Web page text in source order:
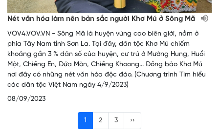
Nét văn hóa làm nên bản sắc người Khơ Mú ở Sông Mã
VOV4.VOV.VN - Sông Mã là huyện vùng cao biên giới, nằm ở
phía Tây Nam tỉnh Sơn La. Tại đây, dân tộc Khơ Mú chiếm
khoảng gần 3 % dân số của huyện, cư trú ở Mường Hung, Huổi
Một, Chiềng En, Đứa Mòn, Chiềng Khoong... Đồng bào Khơ Mú
nơi đây có những nét văn hóa độc đáo. (Chương trình Tìm hiểu
các dân tộc Việt Nam ngày 4/9/2023)
08/09/2023
1 2 3 ››